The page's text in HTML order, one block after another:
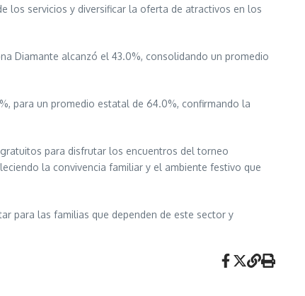
los servicios y diversificar la oferta de atractivos en los
Diamante alcanzó el 43.0%, consolidando un promedio
para un promedio estatal de 64.0%, confirmando la
para disfrutar los encuentros del torneo
la convivencia familiar y el ambiente festivo que
para las familias que dependen de este sector y